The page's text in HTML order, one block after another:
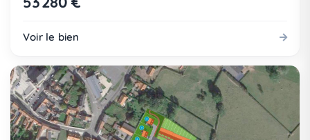
Voir le bien